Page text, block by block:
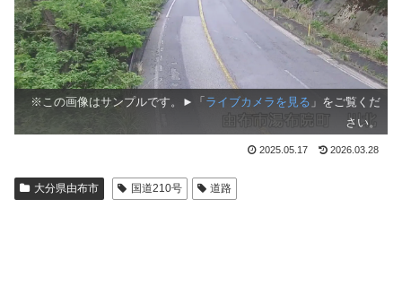
※この画像はサンプルです。►「 ライブカメラを見る 」をご覧くだ
さい。
2025.05.17 2026.03.28
大分県由布市 国道210号 道路